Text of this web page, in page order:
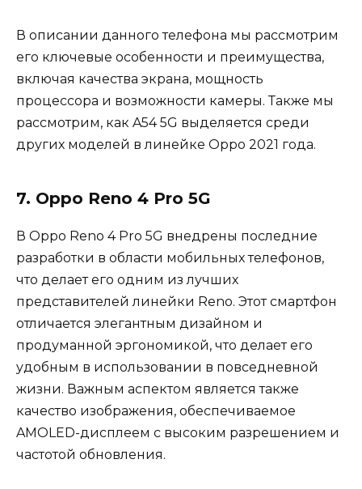
В описании данного телефона мы рассмотрим
его ключевые особенности и преимущества,
включая качества экрана, мощность
процессора и возможности камеры. Также мы
рассмотрим, как A54 5G выделяется среди
других моделей в линейке Oppo 2021 года.
7. Oppo Reno 4 Pro 5G
В Oppo Reno 4 Pro 5G внедрены последние
разработки в области мобильных телефонов,
что делает его одним из лучших
представителей линейки Reno. Этот смартфон
отличается элегантным дизайном и
продуманной эргономикой, что делает его
удобным в использовании в повседневной
жизни. Важным аспектом является также
качество изображения, обеспечиваемое
AMOLED-дисплеем с высоким разрешением и
частотой обновления.